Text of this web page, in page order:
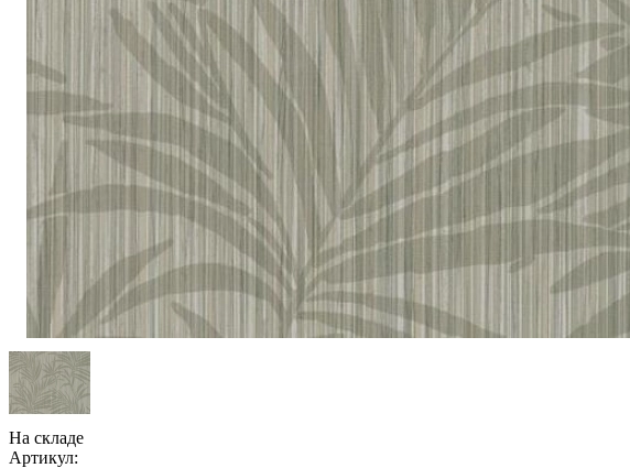
На складе
Артикул: